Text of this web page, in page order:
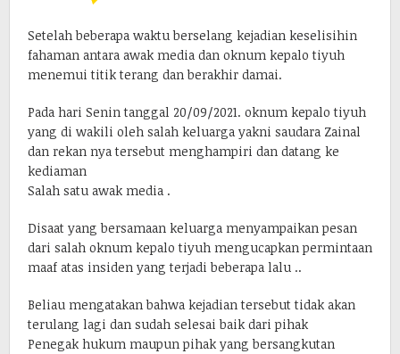
Setelah beberapa waktu berselang kejadian keselisihin
fahaman antara awak media dan oknum kepalo tiyuh
menemui titik terang dan berakhir damai.
Pada hari Senin tanggal 20/09/2021. oknum kepalo tiyuh
yang di wakili oleh salah keluarga yakni saudara Zainal
dan rekan nya tersebut menghampiri dan datang ke
kediaman
Salah satu awak media .
Disaat yang bersamaan keluarga menyampaikan pesan
dari salah oknum kepalo tiyuh mengucapkan permintaan
maaf atas insiden yang terjadi beberapa lalu ..
Beliau mengatakan bahwa kejadian tersebut tidak akan
terulang lagi dan sudah selesai baik dari pihak
Penegak hukum maupun pihak yang bersangkutan